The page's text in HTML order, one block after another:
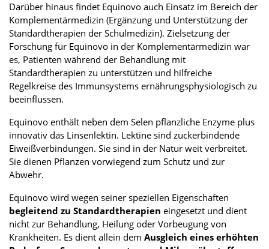
Darüber hinaus findet Equinovo auch Einsatz im Bereich der
Komplementärmedizin (Ergänzung und Unterstützung der
Standardtherapien der Schulmedizin). Zielsetzung der
Forschung für Equinovo in der Komplementärmedizin war
es, Patienten während der Behandlung mit
Standardtherapien zu unterstützen und hilfreiche
Regelkreise des Immunsystems ernährungsphysiologisch zu
beeinflussen.
Equinovo enthält neben dem Selen pflanzliche Enzyme plus
innovativ das Linsenlektin. Lektine sind zuckerbindende
Eiweißverbindungen. Sie sind in der Natur weit verbreitet.
Sie dienen Pflanzen vorwiegend zum Schutz und zur
Abwehr.
Equinovo wird wegen seiner speziellen Eigenschaften
begleitend zu Standardtherapien eingesetzt und dient
nicht zur Behandlung, Heilung oder Vorbeugung von
Krankheiten. Es dient allein dem Ausgleich eines erhöhten